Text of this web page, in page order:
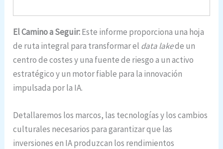
El Camino a Seguir:Este informe proporciona una hoja
de ruta integral para transformar el data lakede un
centro de costes y una fuente de riesgo a un activo
estratégico y un motor fiable para la innovación
impulsada por la IA.
Detallaremos los marcos, las tecnologías y los cambios
culturales necesarios para garantizar que las
inversiones en IA produzcan los rendimientos